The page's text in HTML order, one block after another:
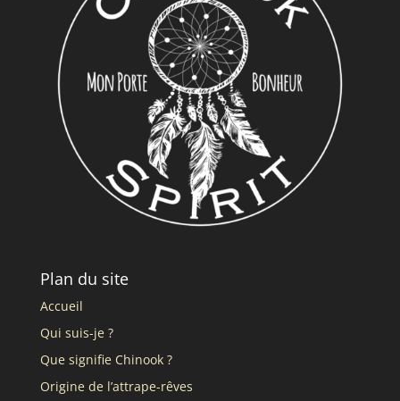
Plan du site
Accueil
Qui suis-je ?
Que signifie Chinook ?
Origine de l’attrape-rêves